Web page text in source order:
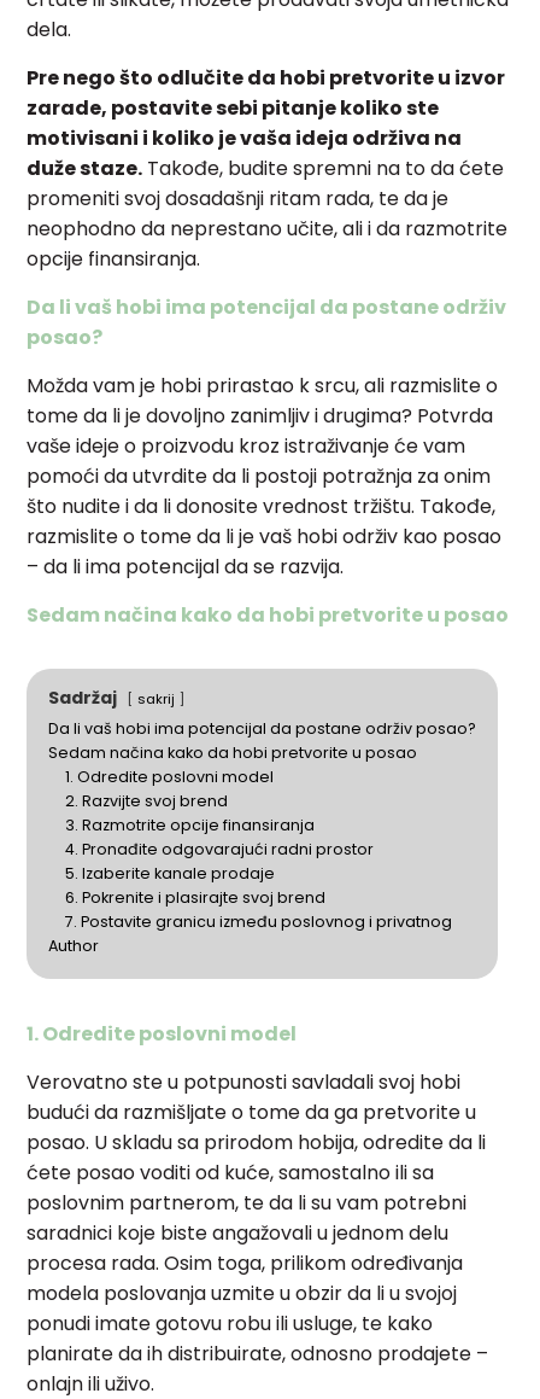
dela.
Pre nego što odlučite da hobi pretvorite u izvor
zarade, postavite sebi pitanje koliko ste
motivisani i koliko je vaša ideja održiva na
duže staze. Takođe, budite spremni na to da ćete
promeniti svoj dosadašnji ritam rada, te da je
neophodno da neprestano učite, ali i da razmotrite
opcije finansiranja.
Da li vaš hobi ima potencijal da postane održiv
posao?
Možda vam je hobi prirastao k srcu, ali razmislite o
tome da li je dovoljno zanimljiv i drugima? Potvrda
vaše ideje o proizvodu kroz istraživanje će vam
pomoći da utvrdite da li postoji potražnja za onim
što nudite i da li donosite vrednost tržištu. Takođe,
razmislite o tome da li je vaš hobi održiv kao posao
– da li ima potencijal da se razvija.
Sedam načina kako da hobi pretvorite u posao
Sadržaj sakrij
Da li vaš hobi ima potencijal da postane održiv posao?
Sedam načina kako da hobi pretvorite u posao
1. Odredite poslovni model
2. Razvijte svoj brend
3. Razmotrite opcije finansiranja
4. Pronađite odgovarajući radni prostor
5. Izaberite kanale prodaje
6. Pokrenite i plasirajte svoj brend
7. Postavite granicu između poslovnog i privatnog
Author
1. Odredite poslovni model
Verovatno ste u potpunosti savladali svoj hobi
budući da razmišljate o tome da ga pretvorite u
posao. U skladu sa prirodom hobija, odredite da li
ćete posao voditi od kuće, samostalno ili sa
poslovnim partnerom, te da li su vam potrebni
saradnici koje biste angažovali u jednom delu
procesa rada. Osim toga, prilikom određivanja
modela poslovanja uzmite u obzir da li u svojoj
ponudi imate gotovu robu ili usluge, te kako
planirate da ih distribuirate, odnosno prodajete –
onlajn ili uživo.